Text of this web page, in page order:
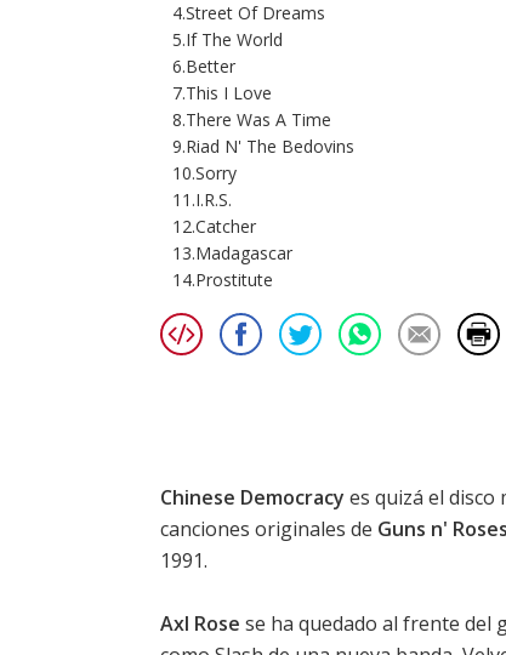
4.Street Of Dreams
5.If The World
6.Better
7.This I Love
8.There Was A Time
9.Riad N' The Bedovins
10.Sorry
11.I.R.S.
12.Catcher
13.Madagascar
14.Prostitute
Chinese Democracy es quizá el disco
canciones originales de Guns n' Roses
1991.
Axl Rose se ha quedado al frente del